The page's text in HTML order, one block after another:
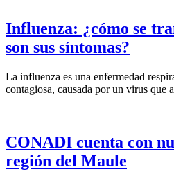
Influenza: ¿cómo se
son sus síntomas?
La influenza es una enfermedad
contagiosa, causada por un virus que
CONADI cuenta con
región del Maule